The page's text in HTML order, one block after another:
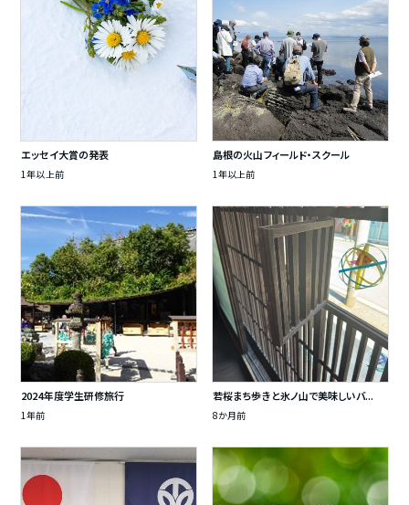
エッセイ大賞の発表
1年以上前
島根の火山フィールド・スクール
1年以上前
2024年度学生研修旅行
1年前
若桜まち歩きと氷ノ山で美味しいバ...
8か月前